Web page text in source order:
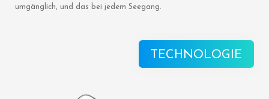
umgänglich, und das bei jedem Seegang.
TECHNOLOGIE